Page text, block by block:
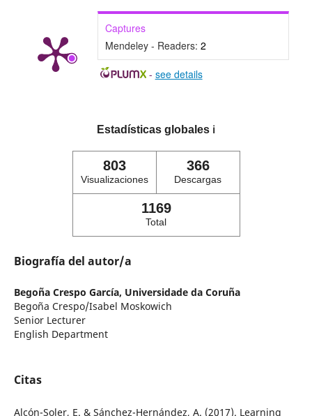
Captures
Mendeley - Readers: 2
- see details
Estadísticas globales ℹ️
803
Visualizaciones
366
Descargas
1169
Total
Biografía del autor/a
Begoña Crespo García, Universidade da Coruña
Begoña Crespo/Isabel Moskowich
Senior Lecturer
English Department
Citas
Alcón-Soler, E. & Sánchez-Hernández, A. (2017). Learning